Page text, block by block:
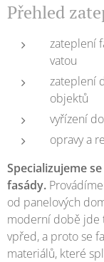
Přehled
zateplení
vatou
zateplení
objektů
vyřízení
opravy a
Specializujeme
fasády.
od panelových
moderní době jde
vpřed, a proto se
materiálů, které